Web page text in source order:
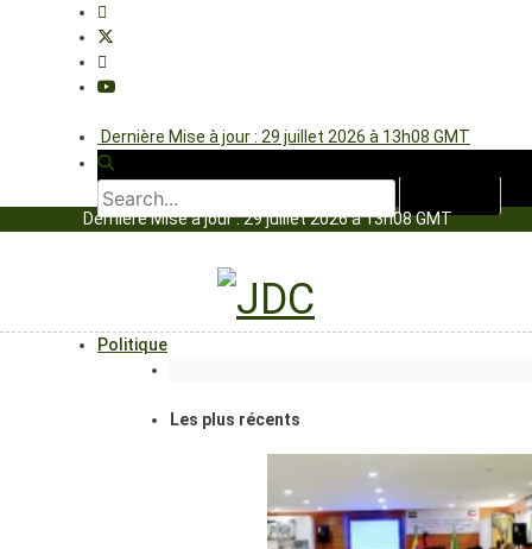
Dernière Mise à jour : 29 juillet 2026 à 13h08 GMT
Dernière Mise à jour : 29 juillet 2026 à 13h08 GMT
Politique
Les plus récents